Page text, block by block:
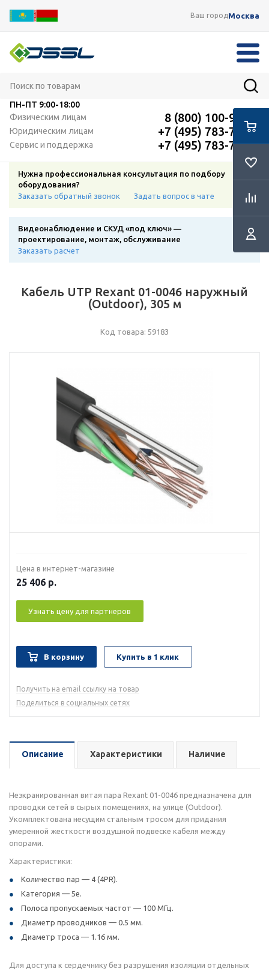
Ваш городМосква
ПН-ПТ 9:00-18:00
Физическим лицам
8 (800) 100-91-12
Юридическим лицам +7 (495) 783-72-87
Сервис и поддержка +7 (495) 783-72-87
Нужна профессиональная консультация по подбору
оборудования?
Заказать обратный звонок
Задать вопрос в чате
Видеонаблюдение и СКУД «под ключ» —
проектирование, монтаж, обслуживание
Заказать расчет
Кабель UTP Rexant 01-0046 наружный
(Outdoor), 305 м
Код товара: 59183
Цена в интернет-магазине
25 406 р.
Узнать цену для партнеров
В корзину Купить в 1 клик
Получить на email ссылку на товар
Поделиться в социальных сетях
Описание Характеристики Наличие
Неэкранированная витая пара Rexant 01-0046 предназначена для
проводки сетей в сырых помещениях, на улице (Outdoor).
Укомплектована несущим стальным тросом для придания
умеренной жесткости воздушной подвеске кабеля между
опорами.
Характеристики:
Количество пар — 4 (4PR).
Категория — 5e.
Полоса пропускаемых частот — 100 МГц.
Диаметр проводников — 0.5 мм.
Диаметр троса — 1.16 мм.
Для доступа к сердечнику без разрушения изоляции отдельных